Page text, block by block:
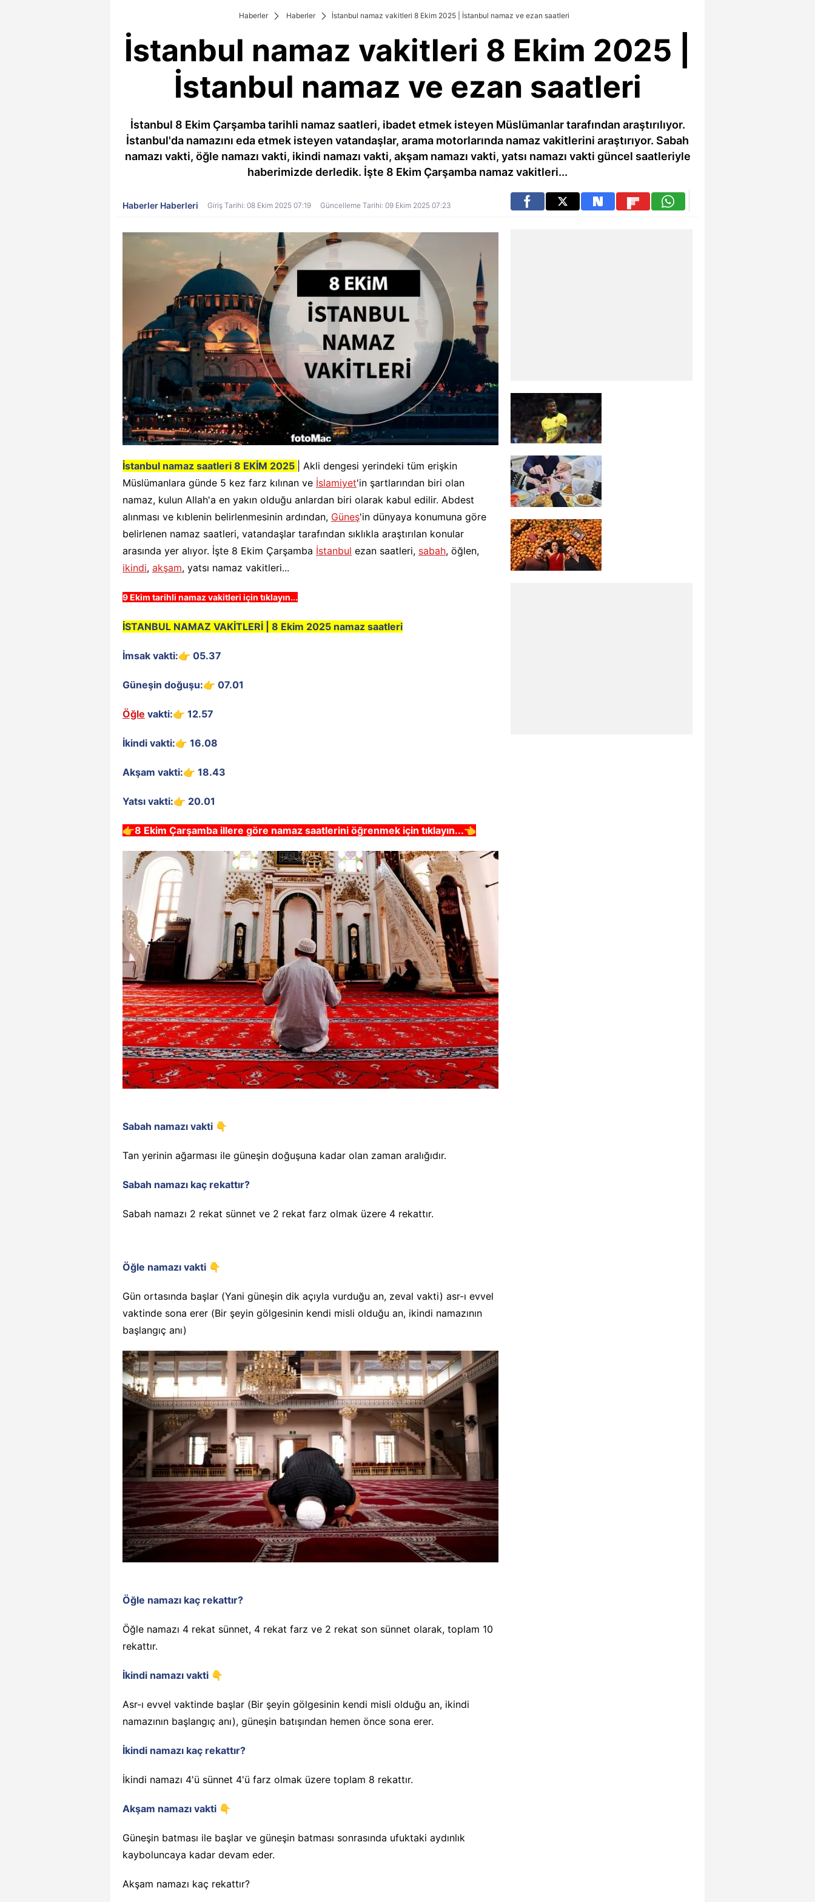
Haberler Haberler İstanbul namaz vakitleri 8 Ekim 2025 | İstanbul namaz ve ezan saatleri
İstanbul namaz vakitleri 8 Ekim 2025 |
İstanbul namaz ve ezan saatleri
İstanbul 8 Ekim Çarşamba tarihli namaz saatleri, ibadet etmek isteyen Müslümanlar tarafından araştırılıyor.
İstanbul'da namazını eda etmek isteyen vatandaşlar, arama motorlarında namaz vakitlerini araştırıyor. Sabah
namazı vakti, öğle namazı vakti, ikindi namazı vakti, akşam namazı vakti, yatsı namazı vakti güncel saatleriyle
haberimizde derledik. İşte 8 Ekim Çarşamba namaz vakitleri...
Haberler Haberleri Giriş Tarihi: 08 Ekim 2025 07:19 Güncelleme Tarihi: 09 Ekim 2025 07:23
İstanbul namaz saatleri 8 EKİM 2025
| Akli dengesi yerindeki tüm erişkin
Müslümanlara günde 5 kez farz kılınan ve İslamiyet'in şartlarından biri olan
namaz, kulun Allah'a en yakın olduğu anlardan biri olarak kabul edilir. Abdest
alınması ve kıblenin belirlenmesinin ardından, Güneş'in dünyaya konumuna göre
belirlenen namaz saatleri, vatandaşlar tarafından sıklıkla araştırılan konular
arasında yer alıyor. İşte 8 Ekim Çarşamba İstanbul ezan saatleri, sabah, öğlen,
ikindi, akşam, yatsı namaz vakitleri...
9 Ekim tarihli namaz vakitleri için tıklayın...
İSTANBUL NAMAZ VAKİTLERİ | 8 Ekim 2025 namaz saatleri
İmsak vakti:👉 05.37
Güneşin doğuşu:👉 07.01
Öğle vakti:👉 12.57
İkindi vakti:👉 16.08
Akşam vakti:👉 18.43
Yatsı vakti:👉 20.01
👉8 Ekim Çarşamba illere göre namaz saatlerini öğrenmek için tıklayın...👈
Sabah namazı vakti 👇
Tan yerinin ağarması ile güneşin doğuşuna kadar olan zaman aralığıdır.
Sabah namazı kaç rekattır?
Sabah namazı 2 rekat sünnet ve 2 rekat farz olmak üzere 4 rekattır.
Öğle namazı vakti 👇
Gün ortasında başlar (Yani güneşin dik açıyla vurduğu an, zeval vakti) asr-ı evvel
vaktinde sona erer (Bir şeyin gölgesinin kendi misli olduğu an, ikindi namazının
başlangıç anı)
Öğle namazı kaç rekattır?
Öğle namazı 4 rekat sünnet, 4 rekat farz ve 2 rekat son sünnet olarak, toplam 10
rekattır.
İkindi namazı vakti 👇
Asr-ı evvel vaktinde başlar (Bir şeyin gölgesinin kendi misli olduğu an, ikindi
namazının başlangıç anı), güneşin batışından hemen önce sona erer.
İkindi namazı kaç rekattır?
İkindi namazı 4'ü sünnet 4'ü farz olmak üzere toplam 8 rekattır.
Akşam namazı vakti 👇
Güneşin batması ile başlar ve güneşin batması sonrasında ufuktaki aydınlık
kayboluncaya kadar devam eder.
Akşam namazı kaç rekattır?